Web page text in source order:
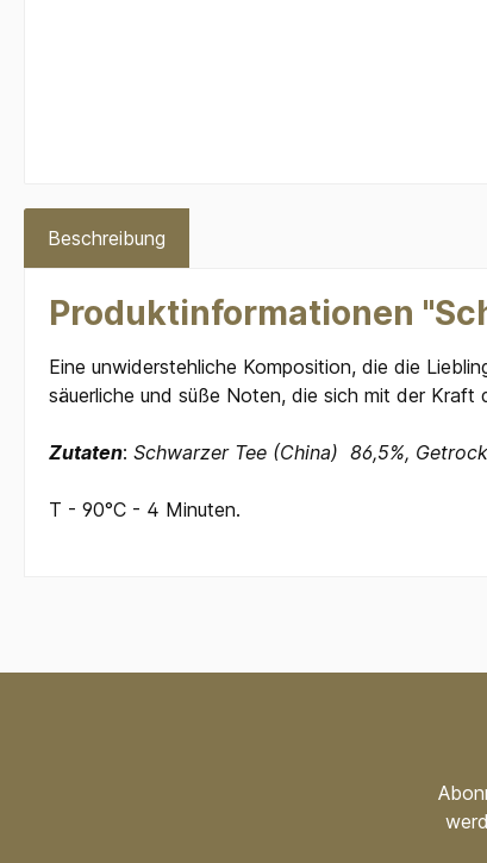
Beschreibung
Produktinformationen
Eine unwiderstehliche Komposition, die die
säuerliche und süße Noten, die sich mit der
Zutaten: Schwarzer Tee (China) 86,5%,
T - 90°C - 4 Minuten.